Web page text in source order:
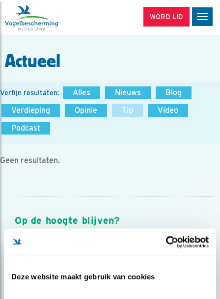
Deze website maakt gebruik van cookies
WORD LID
Actueel
Verfijn resultaten: Alles Nieuws
Blog
Verdieping
Opinie Tip
Video
Podcast
Geen resultaten.
Op de hoogte blijven?
Meld je aan en ontvang nieuws, inspiratie, acties en tips
over vogels en activiteiten van Vogelbescherming.